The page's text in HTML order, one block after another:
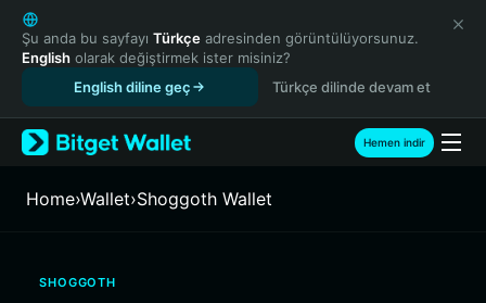
English
日本語
Tiếng Việt
Español (Latinoamérica)
Türkçe
Français
繁體中文
Şu anda bu sayfayı Türkçe adresinden görüntülüyorsunuz.
English olarak değiştirmek ister misiniz?
English diline geç
Türkçe dilinde devam et
Hemen indir
Home›Wallet›Shoggoth Wallet
SHOGGOTH